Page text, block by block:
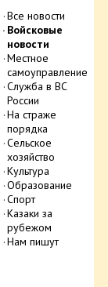
Все новости
Войсковые
новости
Местное
самоуправление
Служба в ВС
России
На страже
порядка
Сельское
хозяйство
Культура
Образование
Спорт
Казаки за
рубежом
Нам пишут